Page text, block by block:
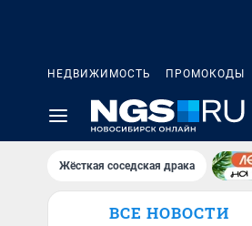
НЕДВИЖИМОСТЬ ПРОМОКОДЫ
Жёсткая соседская драка
ВСЕ НОВОСТИ